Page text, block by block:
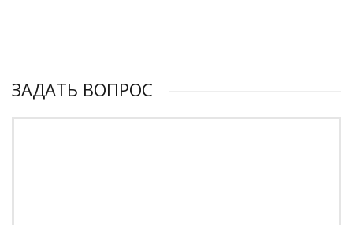
ЗАДАТЬ ВОПРОС